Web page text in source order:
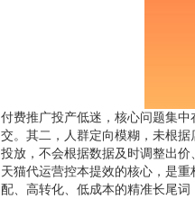
付费推广投产低迷，核心问题集
交。其二，人群定向模糊，未根
投放，不会根据数据及时调整出
天猫代运营控本提效的核心，是
配、高转化、低成本的精准长尾